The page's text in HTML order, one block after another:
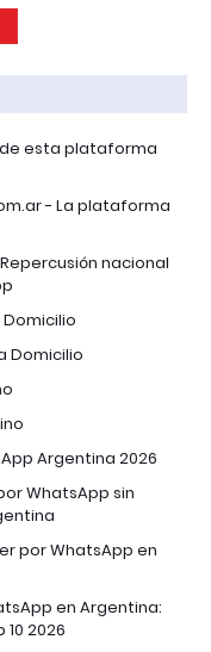
de esta plataforma
- La plataforma
nacional
Domicilio
Domicilio
Argentina 2026
WhatsApp sin
por WhatsApp en
en Argentina:
2026